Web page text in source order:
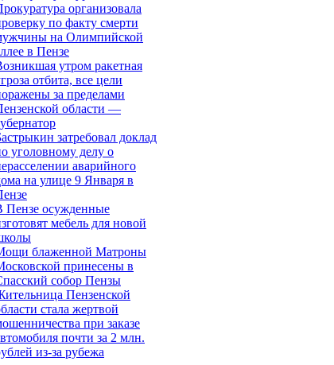
организовала
по факту смерти
на Олимпийской
в Пензе
утром ракетная
отбита, все цели
за пределами
области —
затребовал доклад
уголовному делу о
аварийного
на улице 9 Января в
Пензе осужденные
мебель для новой
блаженной Матроны
принесены в
собор Пензы
Пензенской
стала жертвой
при заказе
почти за 2 млн.
из-за рубежа